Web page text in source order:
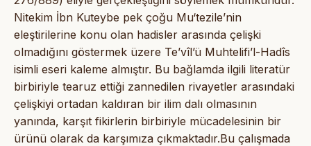
Nitekim İbn Kuteybe pek çoğu Mu‘tezile’nin
eleştirilerine konu olan hadisler arasında çelişki
olmadığını göstermek üzere Te’vîl’ü Muhtelifi’l-Hadîs
isimli eseri kaleme almıştır. Bu bağlamda ilgili literatür
birbiriyle tearuz ettiği zannedilen rivayetler arasındaki
çelişkiyi ortadan kaldıran bir ilim dalı olmasının
yanında, karşıt fikirlerin birbiriyle mücadelesinin bir
ürünü olarak da karşımıza çıkmaktadır.Bu çalışmada